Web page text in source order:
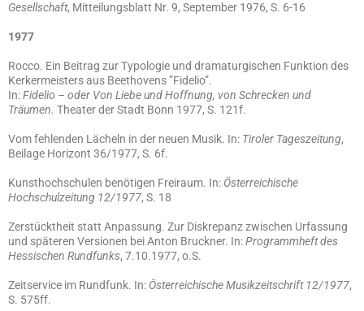
Gesellschaft, Mitteilungsblatt Nr. 9, September 1976, S. 6-16
1977
Rocco. Ein Beitrag zur Typologie und dramaturgischen Funktion des
Kerkermeisters aus Beethovens ”Fidelio”.
In:Fidelio – oder Von Liebe und Hoffnung, von Schrecken und
Träumen. Theater der Stadt Bonn 1977, S. 121f.
Vom fehlenden Lächeln in der neuen Musik. In: Tiroler Tageszeitung,
Beilage Horizont 36/1977, S. 6f.
Kunsthochschulen benötigen Freiraum. In: Österreichische
Hochschulzeitung 12/1977, S. 18
Zerstücktheit statt Anpassung. Zur Diskrepanz zwischen Urfassung
und späteren Versionen bei Anton Bruckner. In:Programmheft des
Hessischen Rundfunks, 7.10.1977, o.S.
Zeitservice im Rundfunk. In: Österreichische Musikzeitschrift 12/1977,
S. 575ff.